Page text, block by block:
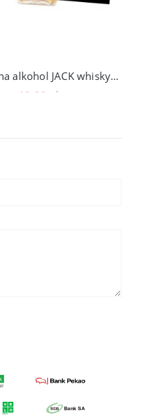
Etykieta na alkohol JACK whisky zapytanie CHRZEST Czy zostaniesz
19,00 zł